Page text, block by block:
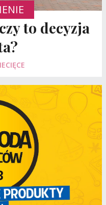
to decyzja